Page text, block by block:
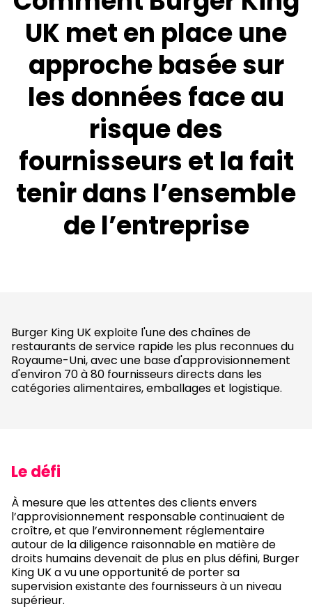
UK met en place une
approche basée sur
les données face au
risque des
fournisseurs et la fait
tenir dans l’ensemble
de l’entreprise
Burger King UK exploite l'une des chaînes de
restaurants de service rapide les plus reconnues du
Royaume-Uni, avec une base d'approvisionnement
d'environ 70 à 80 fournisseurs directs dans les
catégories alimentaires, emballages et logistique.
Le défi
À mesure que les attentes des clients envers
l’approvisionnement responsable continuaient de
croître, et que l’environnement réglementaire
autour de la diligence raisonnable en matière de
droits humains devenait de plus en plus défini, Burger
King UK a vu une opportunité de porter sa
supervision existante des fournisseurs à un niveau
supérieur.